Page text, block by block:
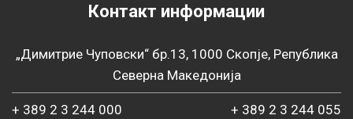
Контакт информации
„Димитрие Чуповски“ бр.13, 1000 Скопје, Република
Северна Македонија
+ 389 2 3 244 000 + 389 2 3 244 055